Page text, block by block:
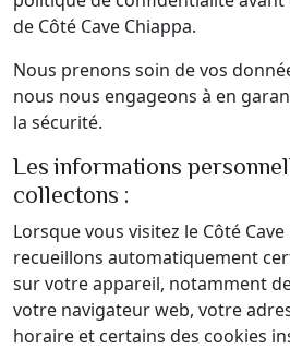
de Côté Cave Chiappa.
Nous prenons soin de vos
nous nous engageons à en
la sécurité.
Les informations
collectons :
Lorsque vous visitez le Côté
recueillons automatiquement
sur votre appareil, notamment
votre navigateur web, votre
horaire et certains des cookies